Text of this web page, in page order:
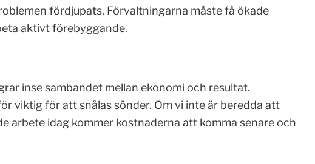
fördjupats. Förvaltningarna måste få ökade
aktivt förebyggande.
inse sambandet mellan ekonomi och resultat.
viktig för att snålas sönder. Om vi inte är beredda att
arbete idag kommer kostnaderna att komma senare och